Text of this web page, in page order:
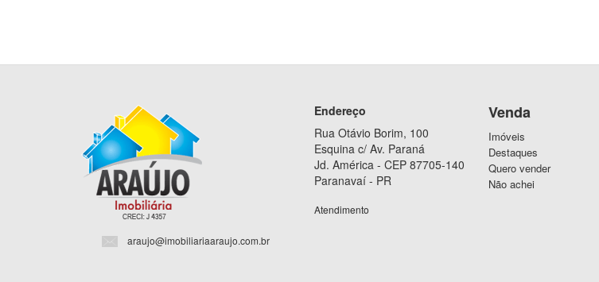
araujo@imobiliariaaraujo.com.br
Endereço
Rua Otávio Borim, 100
Esquina c/ Av. Paraná
Jd. América - CEP 87705-140
Paranavaí - PR
Atendimento
Venda
Imóveis
Destaques
Quero vender
Não achei